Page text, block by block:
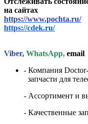
на сайтах
https://www.pochta.ru/
https://cdek.ru/
Viber, WhatsApp, email
- Компания
запчасти для
- Ассортимент и
- Качественные